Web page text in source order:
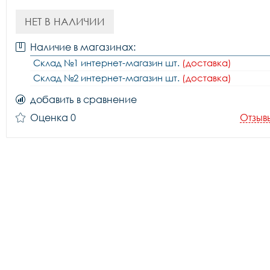
НЕТ В НАЛИЧИИ
Наличие в магазинах:
Склад №1 интернет-магазин шт. (доставка)
Склад №2 интернет-магазин шт. (доставка)
добавить в сравнение
Оценка 0